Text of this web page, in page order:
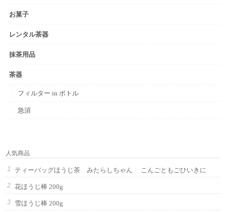
お菓子
レンタル茶器
抹茶用品
茶器
フィルター in ボトル
急須
人気商品
ティーバッグほうじ茶 みたらしちゃん こんごともごひいきに
花ほうじ棒 200g
雪ほうじ棒 200g